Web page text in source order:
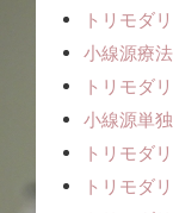
トリモダ
小線源療
トリモダ
小線源単
トリモダ
トリモダ